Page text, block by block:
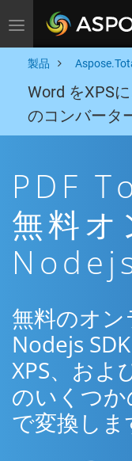
Toggle navigation
製品
Word をXPS
のコンバータ
PDF
無料オ
無料のオ
Nodejs
XPS、およ
のいくつ
で変換しま